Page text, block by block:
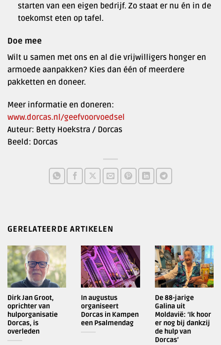
starten van een eigen bedrijf. Zo staat er nu én in de
toekomst eten op tafel.
Doe mee
Wilt u samen met ons en al die vrijwilligers honger en
armoede aanpakken? Kies dan één of meerdere
pakketten en doneer.
Meer informatie en doneren:
www.dorcas.nl/geefvoorvoedsel
Auteur: Betty Hoekstra / Dorcas
Beeld: Dorcas
GERELATEERDE ARTIKELEN
Dirk Jan Groot,
oprichter van
hulporganisatie
Dorcas, is
overleden
In augustus
organiseert
Dorcas in Kampen
een Psalmendag
De 88-jarige
Galina uit
Moldavië: ‘Ik hoor
er nog bij dankzij
de hulp van
Dorcas’